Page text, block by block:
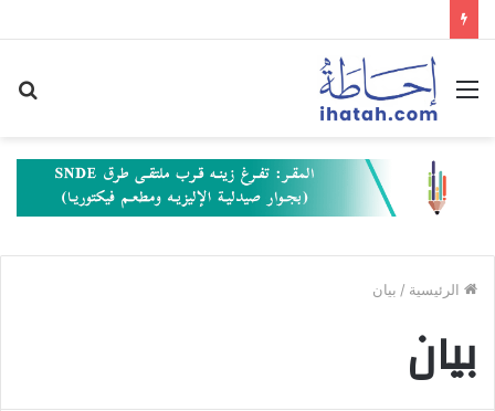
القائمة
الرئيسية / بيان
بيان